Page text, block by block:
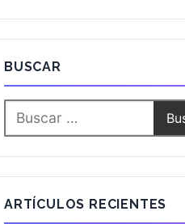
BUSCAR
ARTÍCULOS RECIENTES